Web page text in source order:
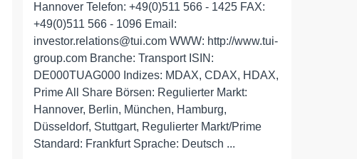
Hannover Telefon: +49(0)511 566 - 1425 FAX:
+49(0)511 566 - 1096 Email:
investor.relations@tui.com WWW: http://www.tui-
group.com Branche: Transport ISIN:
DE000TUAG000 Indizes: MDAX, CDAX, HDAX,
Prime All Share Börsen: Regulierter Markt:
Hannover, Berlin, München, Hamburg,
Düsseldorf, Stuttgart, Regulierter Markt/Prime
Standard: Frankfurt Sprache: Deutsch ...